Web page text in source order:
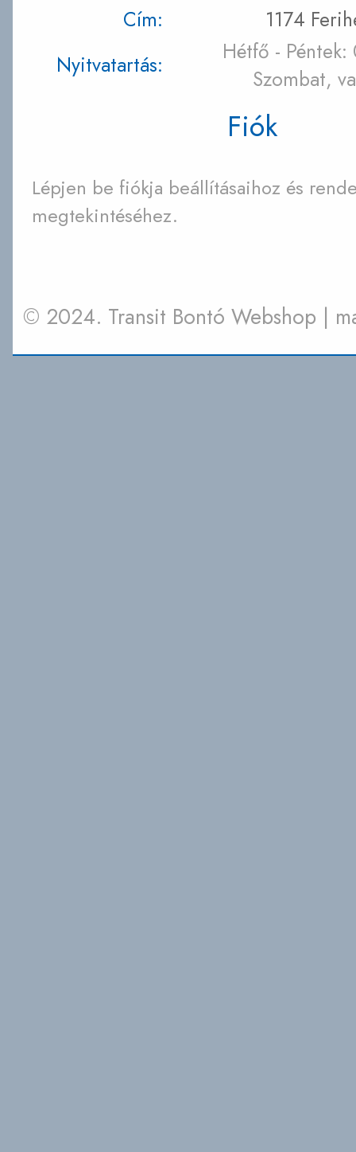
Cím:
1174
Nyitvatartás:
Hétfő -
Szombat,
Fiók
Lépjen be fiókja beállításaihoz és
megtekintéséhez.
© 2024. Transit Bontó Webshop |